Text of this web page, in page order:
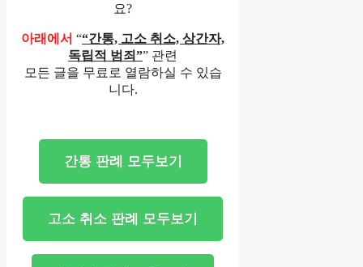
요?
아래에서 ““간통, 고소 취소, 상간자,
독립적 범죄”” 관련
모든 글을 무료로 열람하실 수 있습
니다.
간통 판례 모두보기
고소 취소 판례 모두보기